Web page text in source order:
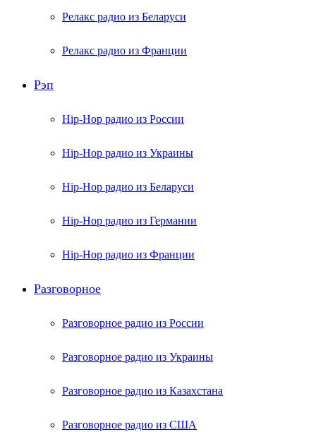
Релакс радио из Беларуси
Релакс радио из Франции
Рэп
Hip-Hop радио из России
Hip-Hop радио из Украины
Hip-Hop радио из Беларуси
Hip-Hop радио из Германии
Hip-Hop радио из Франции
Разговорное
Разговорное радио из России
Разговорное радио из Украины
Разговорное радио из Казахстана
Разговорное радио из США